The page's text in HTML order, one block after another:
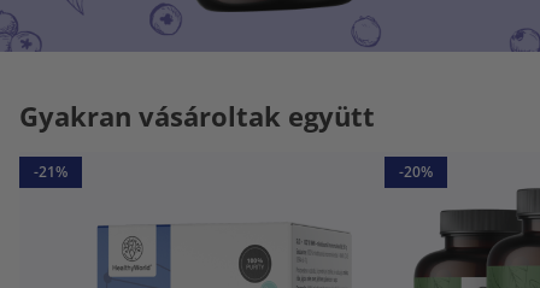
Gyakran vásároltak együtt
-21% -20%